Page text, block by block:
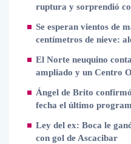
ruptura y sorprendió
Se esperan vientos de
centímetros de nieve:
El Norte neuquino
ampliado y un Centro
Ángel de Brito
fecha el último
Ley del ex: Boca le
con gol de Ascacibar